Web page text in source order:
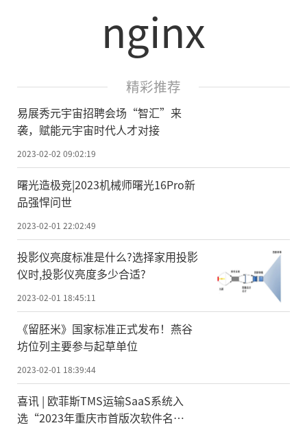
nginx
精彩推荐
易展秀元宇宙招聘会场“智汇”来
袭，赋能元宇宙时代人才对接
2023-02-02 09:02:19
曙光造极竞|2023机械师曙光16Pro新
品强悍问世
2023-02-01 22:02:49
投影仪亮度标准是什么?选择家用投影
仪时,投影仪亮度多少合适?
2023-02-01 18:45:11
《留胚米》国家标准正式发布！燕谷
坊位列主要参与起草单位
2023-02-01 18:39:44
喜讯 | 欧菲斯TMS运输SaaS系统入
选“2023年重庆市首版次软件名